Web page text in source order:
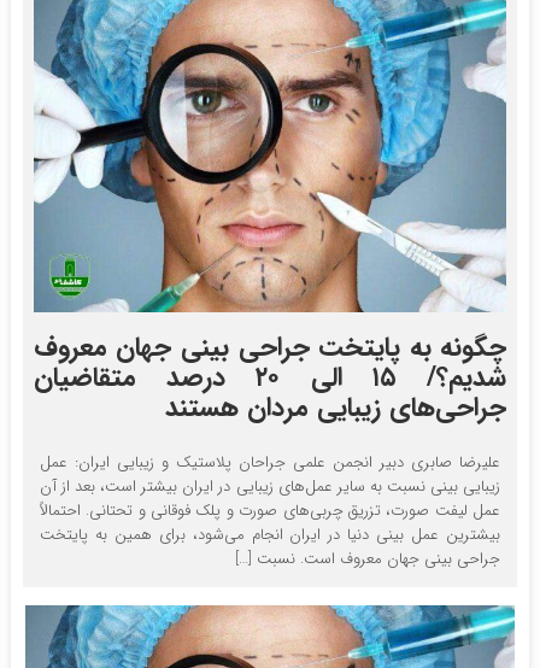
چگونه به پایتخت جراحی بینی جهان معروف
شدیم؟/ ۱۵ الی ۲۰ درصد متقاضیان
جراحی‌های زیبایی مردان هستند
علیرضا صابری دبیر انجمن علمی جراحان پلاستیک و زیبایی ایران: عمل
زیبایی بینی نسبت به سایر عمل‌های زیبایی در ایران بیشتر است، بعد از آن
عمل لیفت صورت، تزریق چربی‌های صورت و پلک فوقانی و تحتانی. احتمالاً
بیشترین عمل بینی دنیا در ایران انجام می‌شود، برای همین به پایتخت
جراحی بینی جهان معروف است. نسبت […]